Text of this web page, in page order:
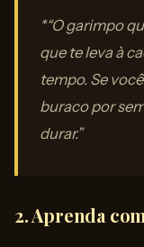
*“O garimpo
que te leva à
tempo. Se
buraco por
durar.”
2. Aprenda